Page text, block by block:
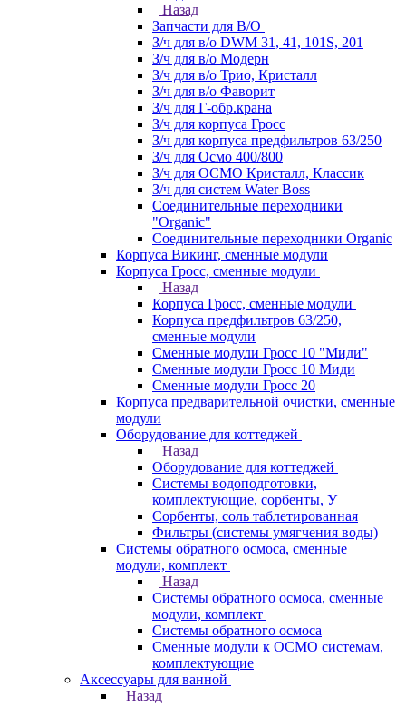
Назад
Запчасти для В/О
З/ч для в/о DWM 31, 41, 101S, 201
З/ч для в/о Модерн
З/ч для в/о Трио, Кристалл
З/ч для в/о Фаворит
З/ч для Г-обр.крана
З/ч для корпуса Гросс
З/ч для корпуса предфильтров 63/250
З/ч для Осмо 400/800
З/ч для ОСМО Кристалл, Классик
З/ч для систем Water Boss
Соединительные переходники
"Organic"
Соединительные переходники Organic
Корпуса Викинг, сменные модули
Корпуса Гросс, сменные модули
Назад
Корпуса Гросс, сменные модули
Корпуса предфильтров 63/250,
сменные модули
Сменные модули Гросс 10 "Миди"
Сменные модули Гросс 10 Миди
Сменные модули Гросс 20
Корпуса предварительной очистки, сменные
модули
Оборудование для коттеджей
Назад
Оборудование для коттеджей
Системы водоподготовки,
комплектующие, сорбенты, У
Сорбенты, соль таблетированная
Фильтры (системы умягчения воды)
Системы обратного осмоса, сменные
модули, комплект
Назад
Системы обратного осмоса, сменные
модули, комплект
Системы обратного осмоса
Сменные модули к ОСМО системам,
комплектующие
Аксессуары для ванной
Назад